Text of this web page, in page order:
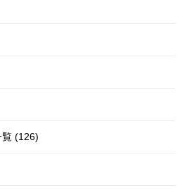
覧 (126)